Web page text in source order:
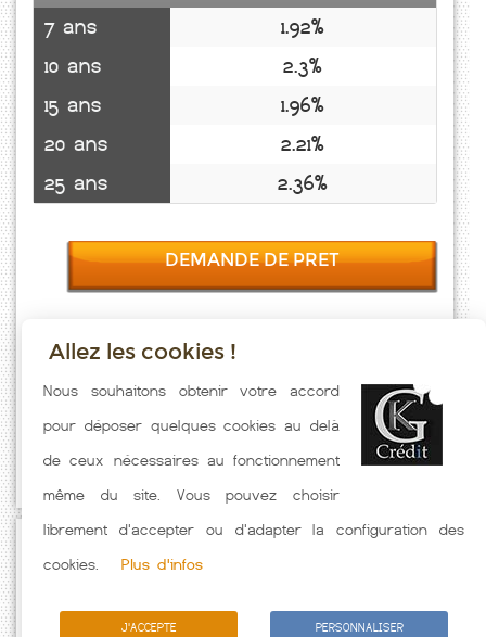
7 ans
1.92%
10 ans
2.3%
15 ans
1.96%
20 ans
2.21%
25 ans
2.36%
DEMANDE DE PRET
Taux emprunt actualisés (Eriseul) toutes les semaines. Taux Immobilier
pratiqués par nos partenaires bancaires. Meilleur Taux hors
assurance. Taux crédit immobilier indicatif fonction des
caractéristiques de l'emprunteur.
Allez les cookies !
Nous souhaitons obtenir votre accord
pour déposer quelques cookies au delà
de ceux nécessaires au fonctionnement
même du site. Vous pouvez choisir
librement d'accepter ou d'adapter la configuration des
cookies.
Plus d'infos
J'ACCEPTE PERSONNALISER